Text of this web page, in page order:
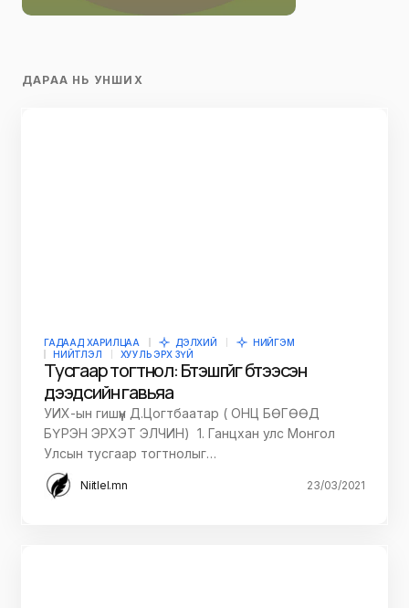
ДАРАА НЬ УНШИХ
ГАДААД ХАРИЛЦАА ДЭЛХИЙ
НИЙГЭМ
НИЙТЛЭЛ
ХУУЛЬ ЭРХ ЗҮЙ
Тусгаар тогтнол: Бүтэшгүйг бүтээсэн
дээдсийн гавьяа
УИХ-ын гишүүн Д.Цогтбаатар ( ОНЦ БӨГӨӨД
БҮРЭН ЭРХЭТ ЭЛЧИН) 1. Ганцхан улс Монгол
Улсын тусгаар тогтнолыг…
Niitlel.mn 23/03/2021